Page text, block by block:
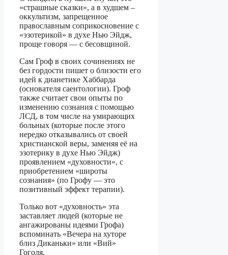
«страшные сказки», а в худшем –
оккультизм, запрещенное
православным соприкосновение с
«эзотерикой» в духе Нью Эйдж,
проще говоря — с бесовщиной.
Сам Гроф в своих сочинениях не
без гордости пишет о близости его
идей к дианетике Хаббарда
(основателя саентологии). Гроф
также считает свои опыты по
изменению сознания с помощью
ЛСД, в том числе на умирающих
больных (которые после этого
нередко отказывались от своей
христианской веры, заменяя её на
эзотерику в духе Нью Эйдж)
проявлением «духовности», с
приобретением «широты
сознания» (по Грофу — это
позитивный эффект терапии).
Только вот «духовность» эта
заставляет людей (которые не
ангажированы идеями Грофа)
вспоминать «Вечера на хуторе
близ Диканьки» или «Вий»
Гоголя.